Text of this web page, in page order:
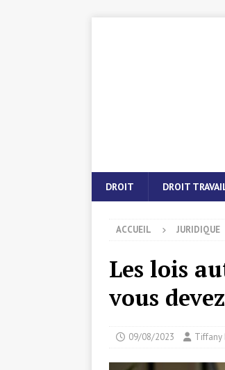
DROIT DROIT
ACCUEIL JURIDIQUE
Les lois
vous
09/08/2023 Tiffany